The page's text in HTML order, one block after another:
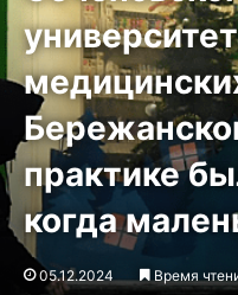
практике
когда
05.12.2024 Время